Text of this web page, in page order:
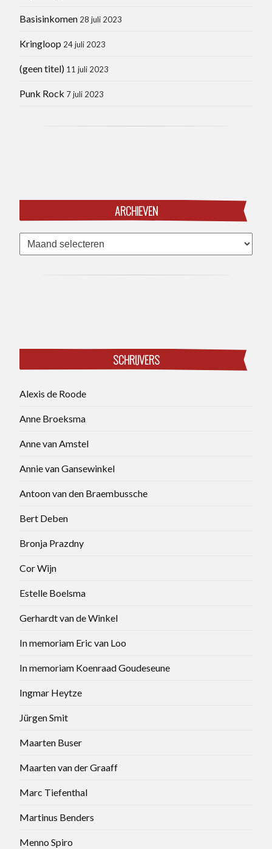
Basisinkomen 28 juli 2023
Kringloop 24 juli 2023
(geen titel) 11 juli 2023
Punk Rock 7 juli 2023
ARCHIEVEN
Archieven
SCHRIJVERS
Alexis de Roode
Anne Broeksma
Anne van Amstel
Annie van Gansewinkel
Antoon van den Braembussche
Bert Deben
Bronja Prazdny
Cor Wijn
Estelle Boelsma
Gerhardt van de Winkel
In memoriam Eric van Loo
In memoriam Koenraad Goudeseune
Ingmar Heytze
Jürgen Smit
Maarten Buser
Maarten van der Graaff
Marc Tiefenthal
Martinus Benders
Menno Spiro